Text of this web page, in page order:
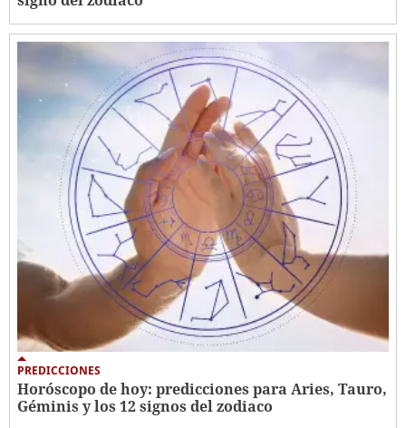
PREDICCIONES
Horóscopo de hoy: predicciones para Aries, Tauro,
Géminis y los 12 signos del zodiaco